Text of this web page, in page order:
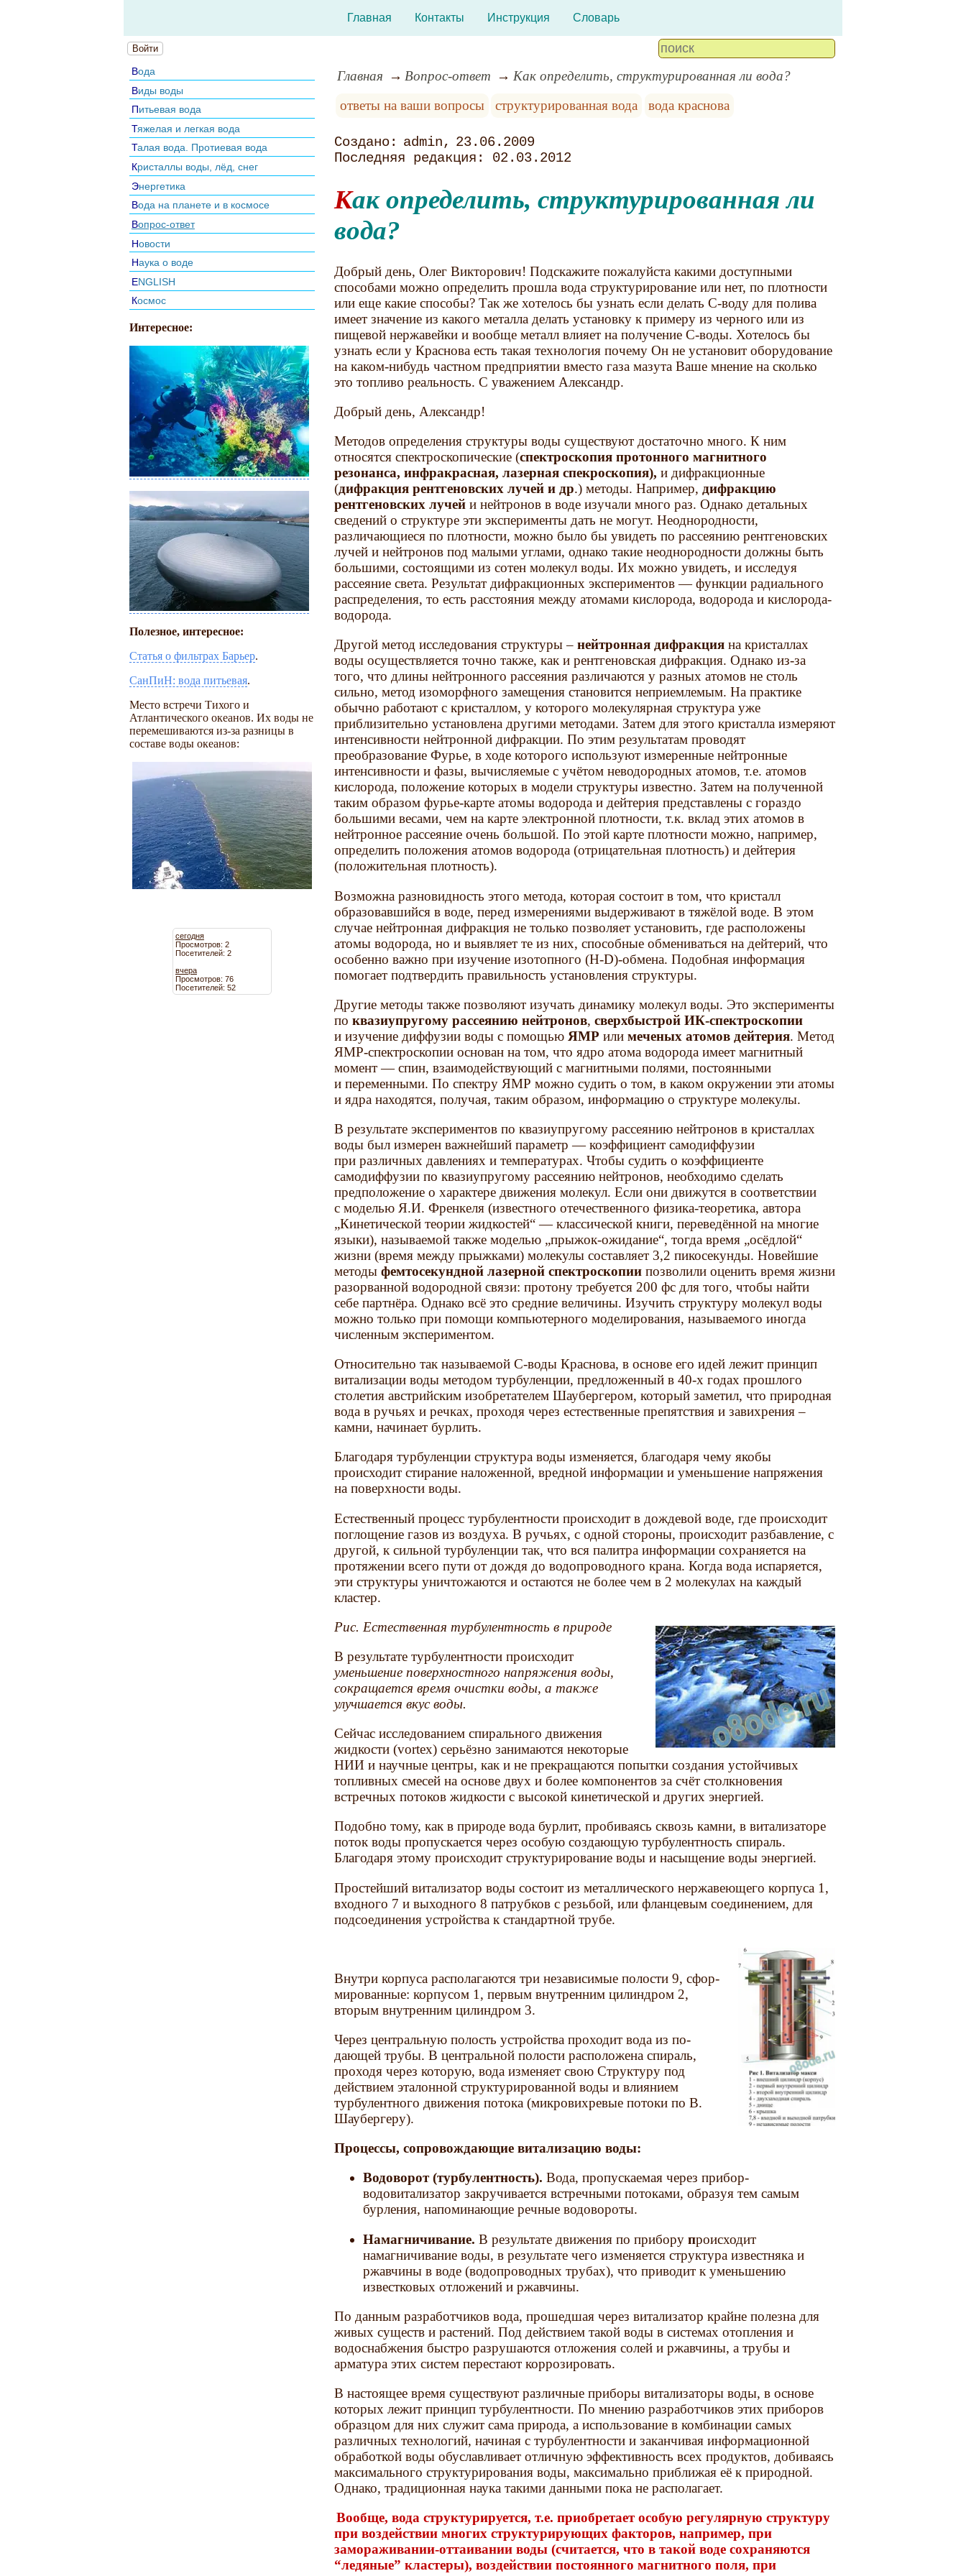
Главная Контакты Инструкция Словарь
Войти
Вода
Виды воды
Питьевая вода
Тяжелая и легкая вода
Талая вода. Протиевая вода
Кристаллы воды, лёд, снег
Энергетика
Вода на планете и в космосе
Вопрос-ответ
Новости
Наука о воде
ENGLISH
Космос
Интересное:
Полезное, интересное:
Статья о фильтрах Барьер.
СанПиН: вода питьевая.
Место встречи Тихого и
Атлантического океанов. Их воды не
перемешиваются из-за разницы в
составе воды океанов:
сегодня
Просмотров: 2
Посетителей: 2
вчера
Просмотров: 76
Посетителей: 52
Главная Вопрос-ответ
Как определить, структурированная ли вода?
ответы на ваши вопросы
структурированная вода вода краснова
admin
23.06.2009
02.03.2012
Как определить, структурированная ли
вода?
Добрый день, Олег Викторович! Подскажите пожалуйста какими доступными
способами можно определить прошла вода структурирование или нет, по плотности
или еще какие способы? Так же хотелось бы узнать если делать С-воду для полива
имеет значение из какого металла делать установку к примеру из черного или из
пищевой нержавейки и вообще металл влияет на получение С-воды. Хотелось бы
узнать если у Краснова есть такая технология почему Он не установит оборудование
на каком-нибудь частном предприятии вместо газа мазута Ваше мнение на сколько
это топливо реальность. С уважением Александр.
Добрый день, Александр!
Методов определения структуры воды существуют достаточно много. К ним
относятся спектроскопические (спектроскопия протонного магнитного
резонанса, инфракрасная, лазерная спекроскопия),и дифракционные
(дифракция рентгеновских лучей и др.) методы. Например,дифракцию
рентгеновских лучей и нейтронов в воде изучали много раз. Однако детальных
сведений о структуре эти эксперименты дать не могут. Неоднородности,
различающиеся по плотности, можно было бы увидеть по рассеянию рентгеновских
лучей и нейтронов под малыми углами, однако такие неоднородности должны быть
большими, состоящими из сотен молекул воды. Их можно увидеть, и исследуя
рассеяние света. Результат дифракционных экспериментов — функции радиального
распределения, то есть расстояния между атомами кислорода, водорода и кислорода-
водорода.
Другой метод исследования структуры –нейтронная дифракция на кристаллах
воды осуществляется точно также, как и рентгеновская дифракция. Однако из-за
того, что длины нейтронного рассеяния различаются у разных атомов не столь
сильно, метод изоморфного замещения становится неприемлемым. На практике
обычно работают с кристаллом, у которого молекулярная структура уже
приблизительно установлена другими методами. Затем для этого кристалла измеряют
интенсивности нейтронной дифракции. По этим результатам проводят
преобразование Фурье, в ходе которого используют измеренные нейтронные
интенсивности и фазы, вычисляемые с учётом неводородных атомов, т.е. атомов
кислорода, положение которых в модели структуры известно. Затем на полученной
таким образом фурье-карте атомы водорода и дейтерия представлены с гораздо
большими весами, чем на карте электронной плотности, т.к. вклад этих атомов в
нейтронное рассеяние очень большой. По этой карте плотности можно, например,
определить положения атомов водорода (отрицательная плотность) и дейтерия
(положительная плотность).
Возможна разновидность этого метода, которая состоит в том, что кристалл
образовавшийся в воде, перед измерениями выдерживают в тяжёлой воде. В этом
случае нейтронная дифракция не только позволяет установить, где расположены
атомы водорода, но и выявляет те из них, способные обмениваться на дейтерий, что
особенно важно при изучение изотопного (H-D)-обмена. Подобная информация
помогает подтвердить правильность установления структуры.
Другие методы также позволяют изучать динамику молекул воды. Это эксперименты
поквазиупругому рассеянию нейтронов,сверхбыстрой ИК-спектроскопии
и изучение диффузии воды с помощью ЯМР илимеченых атомов дейтерия. Метод
ЯМР-спектроскопии основан на том, что ядро атома водорода имеет магнитный
момент — спин, взаимодействующий с магнитными полями, постоянными
и переменными. По спектру ЯМР можно судить о том, в каком окружении эти атомы
и ядра находятся, получая, таким образом, информацию о структуре молекулы.
В результате экспериментов по квазиупругому рассеянию нейтронов в кристаллах
воды был измерен важнейший параметр — коэффициент самодиффузии
при различных давлениях и температурах. Чтобы судить о коэффициенте
самодиффузии по квазиупругому рассеянию нейтронов, необходимо сделать
предположение о характере движения молекул. Если они движутся в соответствии
с моделью Я.И. Френкеля (известного отечественного физика-теоретика, автора
„Кинетической теории жидкостей“ — классической книги, переведённой на многие
языки), называемой также моделью „прыжок-ожидание“, тогда время „осёдлой“
жизни (время между прыжками) молекулы составляет 3,2 пикосекунды. Новейшие
методыфемтосекундной лазерной спектроскопиипозволили оценить время жизни
разорванной водородной связи: протону требуется 200 фс для того, чтобы найти
себе партнёра. Однако всё это средние величины. Изучить структуру молекул воды
можно только при помощи компьютерного моделирования, называемого иногда
численным экспериментом.
Относительно так называемой С-воды Краснова, в основе его идей лежит принцип
витализации воды методом турбуленции, предложенный в 40-х годах прошлого
столетия австрийским изобретателем Шаубергером, который заметил, что природная
вода в ручьях и речках, проходя через естественные препятствия и завихрения –
камни, начинает бурлить.
Благодаря турбуленции структура воды изменяется, благодаря чему якобы
происходит стирание наложенной, вредной информации и уменьшение напряжения
на поверхности воды.
Естественный процесс турбулентности происходит в дождевой воде, где происходит
поглощение газов из воздуха. В ручьях, с одной стороны, происходит разбавление, с
другой, к сильной турбуленции так, что вся палитра информации сохраняется на
протяжении всего пути от дождя до водопроводного крана. Когда вода испаряется,
эти структуры уничтожаются и остаются не более чем в 2 молекулах на каждый
кластер.
Рис. Естественная турбулентность в природе
В результате турбулентности происходит
уменьшение поверхностного напряжения воды,
сокращается время очистки воды, а также
улучшается вкус воды.
Сейчас исследованием спирального движения
жидкости (vortex) серьёзно занимаются некоторые
НИИ и научные центры, как и не прекращаются попытки создания устойчивых
топливных смесей на основе двух и более компонентов за счёт столкновения
встречных потоков жидкости с высокой кинетической и других энергией.
Подобно тому, как в природе вода бурлит, пробиваясь сквозь камни, в витализаторе
поток воды пропускается через особую создающую турбулентность спираль.
Благодаря этому происходит структурирование воды и насыщение воды энергией.
Простейший витализатор воды состоит из металлического нержавеющего корпуса 1,
входного 7 и выходного 8 патрубков с резьбой, или фланцевым соединением, для
подсоединения устройства к стандартной трубе.
Внутри корпуса располагаются три независимые полости 9, сфор­
мированные: корпусом 1, первым внутренним цилиндром 2,
вторым внутренним цилиндром 3.
Через центральную полость устройства проходит вода из по­
дающей трубы. В центральной полости расположена спираль,
проходя через которую, вода изменяет свою Структуру под
действием эталонной структу­рированной воды и влиянием
турбулентного движения потока (микровихревые потоки по В.
Шаубергеру).
Процессы, сопровождающие витализацию воды:
Водоворот (турбулентность). Вода, пропускаемая через прибор-
водовитализатор закручивается встречными потоками, образуя тем самым
бурления, напоминающие речные водовороты.
Намагничивание.В результате движения по прибору происходит
намагничивание воды, в результате чего изменяется структура известняка и
ржавчины в воде (водопроводных трубах), что приводит к уменьшению
известковых отложений и ржавчины.
По данным разработчиков вода, прошедшая через витализатор крайне полезна для
живых существ и растений. Под действием такой воды в системах отопления и
водоснабжения быстро разрушаются отложения солей и ржавчины, а трубы и
арматура этих систем перестают коррозировать.
В настоящее время существуют различные приборы витализаторы воды, в основе
которых лежит принцип турбулентности. По мнению разработчиков этих приборов
образцом для них служит сама природа, а использование в комбинации самых
различных технологий, начиная с турбулентности и заканчивая информационной
обработкой воды обуславливает отличную эффективность всех продуктов, добиваясь
максимального структурирования воды, максимально приближая её к природной.
Однако, традиционная наука такими данными пока не располагает.
Вообще, вода структурируется, т.е. приобретает особую регулярную структуру
при воздействии многих структурирующих факторов, например, при
замораживании-оттаивании воды (считается, что в такой воде сохраняются
“ледяные” кластеры), воздействии постоянного магнитного поля, при